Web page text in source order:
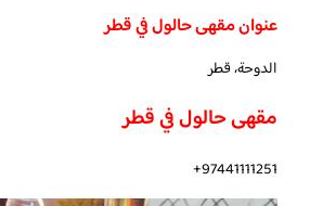
عنوان مقهى حالول في قطر
الدوحة، قطر
مقهى حالول في قطر
97441111251+